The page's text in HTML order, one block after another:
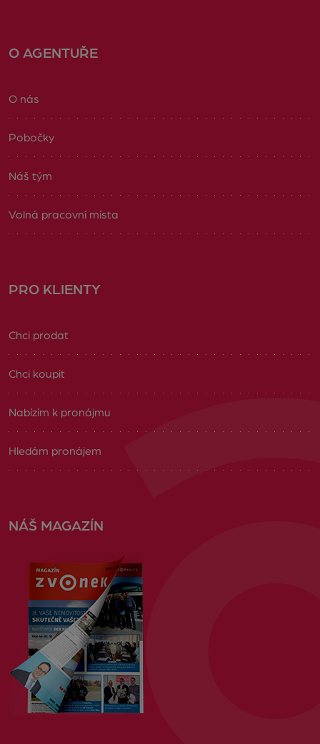
O AGENTUŘE
O nás
Pobočky
Náš tým
Volná pracovní místa
PRO KLIENTY
Chci prodat
Chci koupit
Nabízím k pronájmu
Hledám pronájem
NÁŠ MAGAZÍN